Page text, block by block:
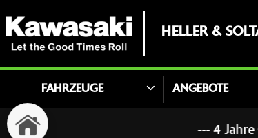
HELLER &
FAHRZEUGE ANGEBOTE
--- 4 Jahre Garantie